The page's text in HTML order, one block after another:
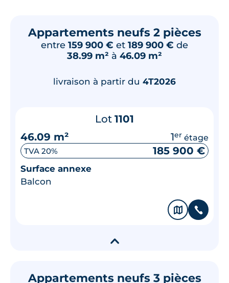
Appartements neufs 2 pièces
entre 159 900 € et 189 900 € de
38.99 m² à 46.09 m²
livraison à partir du 4T2026
Lot 1101
46.09 m²
1er étage
TVA 20% 185 900 €
Surface annexe
Balcon
🗞 📞
▾
Appartements neufs 3 pièces